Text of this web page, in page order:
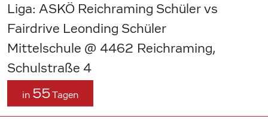
Liga: ASKÖ Reichraming Schüler vs
Fairdrive Leonding Schüler
Mittelschule @ 4462 Reichraming,
Schulstraße 4
in 55Tagen